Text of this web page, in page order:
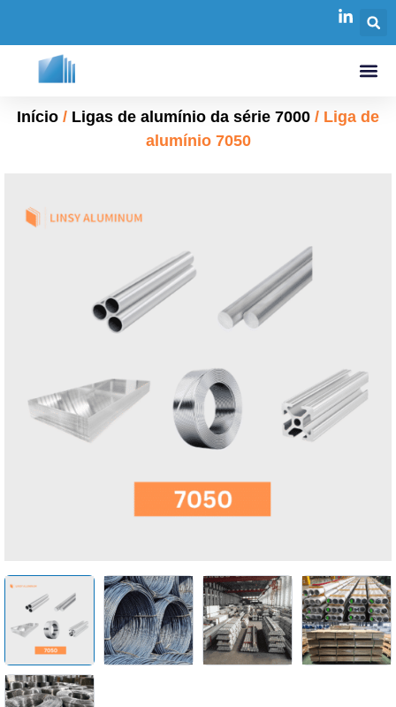
Início / Ligas de alumínio da série 7000 / Liga de
alumínio 7050